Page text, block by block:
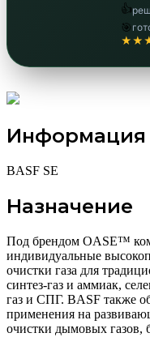
👍
🎯
Информация
BASF SE
Назначение
Под брендом OASE™
индивидуальные
очистки газа для
синтез-газ и аммиак,
газ и СПГ. BASF также
применения на
очистки дымовых газов,